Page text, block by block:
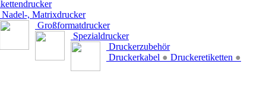
Nadel-, Matrixdrucker
Großformatdrucker
Spezialdrucker
Druckerzubehör
Druckerkabel ● Druckeretiketten ●